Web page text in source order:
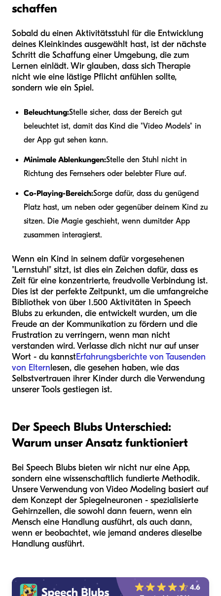
schaffen
Sobald du einen Aktivitätsstuhl für die Entwicklung
deines Kleinkindes ausgewählt hast, ist der nächste
Schritt die Schaffung einer Umgebung, die zum
Lernen einlädt. Wir glauben, dass sich Therapie
nicht wie eine lästige Pflicht anfühlen sollte,
sondern wie ein Spiel.
Beleuchtung:Stelle sicher, dass der Bereich gut
beleuchtet ist, damit das Kind die "Video Models" in
der App gut sehen kann.
Minimale Ablenkungen:Stelle den Stuhl nicht in
Richtung des Fernsehers oder belebter Flure auf.
Co-Playing-Bereich:Sorge dafür, dass du genügend
Platz hast, um neben oder gegenüber deinem Kind zu
sitzen. Die Magie geschieht, wenn dumitder App
zusammen interagierst.
Wenn ein Kind in seinem dafür vorgesehenen
"Lernstuhl" sitzt, ist dies ein Zeichen dafür, dass es
Zeit für eine konzentrierte, freudvolle Verbindung ist.
Dies ist der perfekte Zeitpunkt, um die umfangreiche
Bibliothek von über 1.500 Aktivitäten in Speech
Blubs zu erkunden, die entwickelt wurden, um die
Freude an der Kommunikation zu fördern und die
Frustration zu verringern, wenn man nicht
verstanden wird. Verlasse dich nicht nur auf unser
Wort - du kannstErfahrungsberichte von Tausenden
von Elternlesen, die gesehen haben, wie das
Selbstvertrauen ihrer Kinder durch die Verwendung
unserer Tools gestiegen ist.
Der Speech Blubs Unterschied:
Warum unser Ansatz funktioniert
Bei Speech Blubs bieten wir nicht nur eine App,
sondern eine wissenschaftlich fundierte Methodik.
Unsere Verwendung von Video Modeling basiert auf
dem Konzept der Spiegelneuronen - spezialisierte
Gehirnzellen, die sowohl dann feuern, wenn ein
Mensch eine Handlung ausführt, als auch dann,
wenn er beobachtet, wie jemand anderes dieselbe
Handlung ausführt.